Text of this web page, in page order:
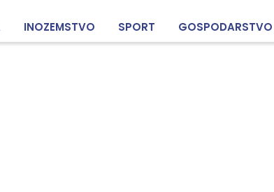
INOZEMSTVO SPORT GOSPODARSTVO